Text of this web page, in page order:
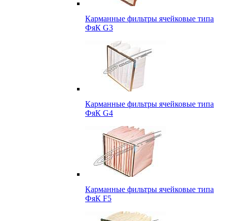
Карманные фильтры ячейковые типа
ФяК G3
Карманные фильтры ячейковые типа
ФяК G4
Карманные фильтры ячейковые типа
ФяК F5